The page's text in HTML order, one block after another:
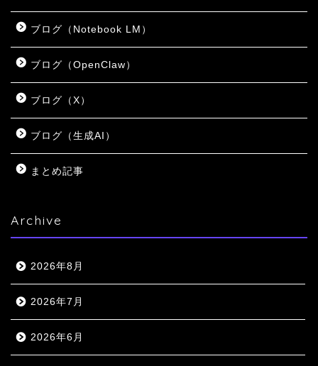
ブログ（Notebook LM）
ブログ（OpenClaw）
ブログ（X）
ブログ（生成AI）
まとめ記事
Archive
2026年8月
2026年7月
2026年6月